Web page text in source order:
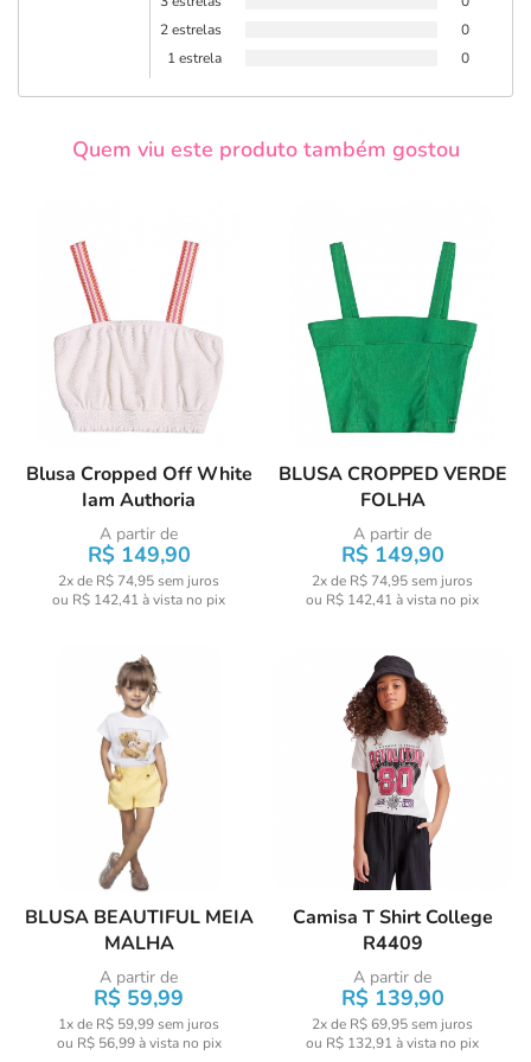
2 estrelas
0
1 estrela
0
Quem viu este produto também gostou
Blusa Cropped Off White
Iam Authoria
A partir de
R$ 149,90
2x de R$ 74,95sem juros
ou R$ 142,41 à vista no pix
BLUSA CROPPED VERDE
FOLHA
A partir de
R$ 149,90
2x de R$ 74,95sem juros
ou R$ 142,41 à vista no pix
BLUSA BEAUTIFUL MEIA
MALHA
A partir de
R$ 59,99
1x de R$ 59,99sem juros
ou R$ 56,99à vista no pix
Camisa T Shirt College
R4409
A partir de
R$ 139,90
2x de R$ 69,95sem juros
ou R$ 132,91 à vista no pix